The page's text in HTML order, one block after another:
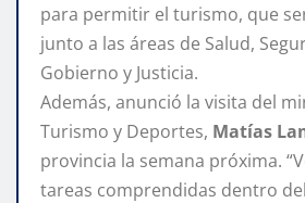
para permitir el turismo, que
junto a las áreas de Salud,
Gobierno y Justicia.
Además, anunció la visita del
Turismo y Deportes, Matías
provincia la semana próxima.
tareas comprendidas dentro del